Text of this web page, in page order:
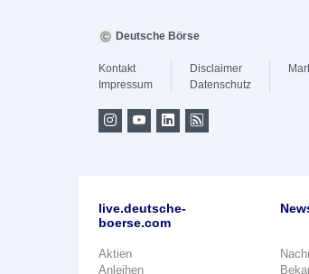
Deutsche Börse
Kontakt
Impressum
Disclaimer
Datenschutz
live.deutsche-
boerse.com
Aktien
Anleihen